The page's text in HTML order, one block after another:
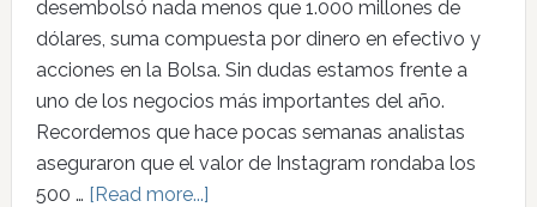
desembolsó nada menos que 1.000 millones de
dólares, suma compuesta por dinero en efectivo y
acciones en la Bolsa. Sin dudas estamos frente a
uno de los negocios más importantes del año.
Recordemos que hace pocas semanas analistas
aseguraron que el valor de Instagram rondaba los
500 … [Read more...]